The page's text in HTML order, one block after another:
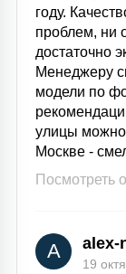
году.
проблем, ни
достаточно
Менеджеру
модели по
улицы
Москве -
Посмотреть
A alex-
19